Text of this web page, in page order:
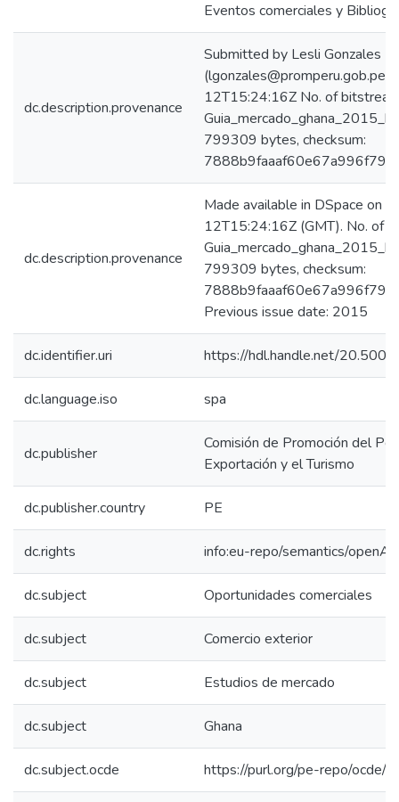
Eventos comerciales y
dc.description.provenance
Submitted by Lesli Gonzales
12T15:24:16Z No. of
799309 bytes, checksum:
dc.description.provenance
Made available in DSpace on
12T15:24:16Z (GMT). No. of
799309 bytes, checksum:
Previous issue date: 2015
dc.identifier.uri https://hdl.handle.net/
dc.language.iso spa
dc.publisher
Comisión de Promoción del
Exportación y el Turismo
dc.publisher.country PE
dc.rights info:eu-repo/semantics/
dc.subject Oportunidades comerciales
dc.subject Comercio exterior
dc.subject Estudios de mercado
dc.subject Ghana
dc.subject.ocde https://purl.org/pe-repo/ocde/